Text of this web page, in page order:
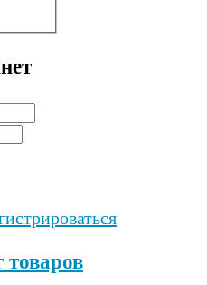
товаров